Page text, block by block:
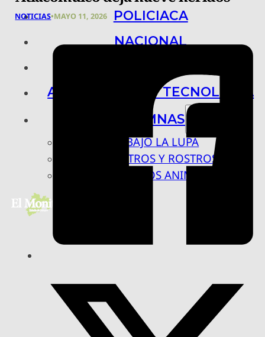
POLICIACA
NACIONAL
ARTE, CIENCIA Y TECNOLOGÍA
COLUMNAS
BAJO LA LUPA
RASTROS Y ROSTROS
VÍNCULOS ANIMALES
NOTICIAS•MAYO 11, 2026